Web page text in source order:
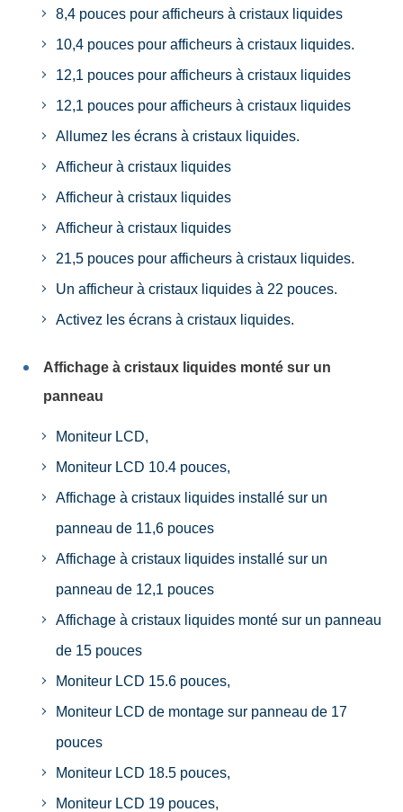
8,4 pouces pour afficheurs à cristaux liquides
10,4 pouces pour afficheurs à cristaux liquides.
12,1 pouces pour afficheurs à cristaux liquides
12,1 pouces pour afficheurs à cristaux liquides
Allumez les écrans à cristaux liquides.
Afficheur à cristaux liquides
Afficheur à cristaux liquides
Afficheur à cristaux liquides
21,5 pouces pour afficheurs à cristaux liquides.
Un afficheur à cristaux liquides à 22 pouces.
Activez les écrans à cristaux liquides.
Affichage à cristaux liquides monté sur un
panneau
Moniteur LCD,
Moniteur LCD 10.4 pouces,
Affichage à cristaux liquides installé sur un
panneau de 11,6 pouces
Affichage à cristaux liquides installé sur un
panneau de 12,1 pouces
Affichage à cristaux liquides monté sur un panneau
de 15 pouces
Moniteur LCD 15.6 pouces,
Moniteur LCD de montage sur panneau de 17
pouces
Moniteur LCD 18.5 pouces,
Moniteur LCD 19 pouces,